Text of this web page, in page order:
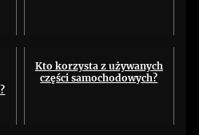
Kto korzysta z używanych
części samochodowych?